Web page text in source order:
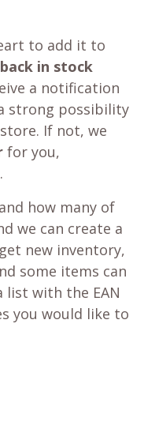
to add it to
back in stock
a notification
strong possibility
If not, we
for you,
how many of
we can create a
new inventory,
some items can
list with the EAN
you would like to